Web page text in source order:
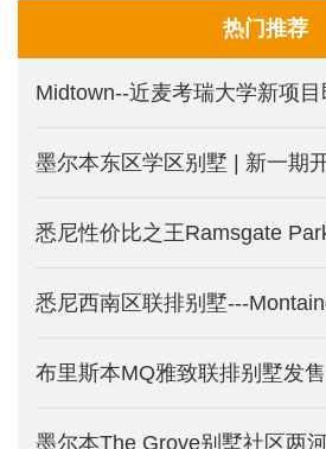
热门推荐
墨尔本东区学区别墅 | 新一期
悉尼西南区联排别墅---